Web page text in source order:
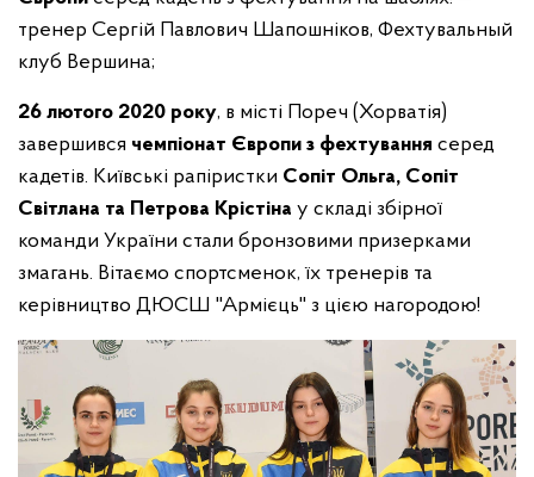
тренер Сергій Павлович Шапошніков, Фехтувальный
клуб Вершина;
26 лютого 2020 року, в місті Пореч (Хорватія)
завершився чемпіонат Європи з фехтування серед
кадетів. Київські рапіристки Сопіт Ольга, Сопіт
Світлана та Петрова Крістіна у складі збірної
команди України стали бронзовими призерками
змагань. Вітаємо спортсменок, їх тренерів та
керівництво ДЮСШ "Армієць" з цією нагородою!